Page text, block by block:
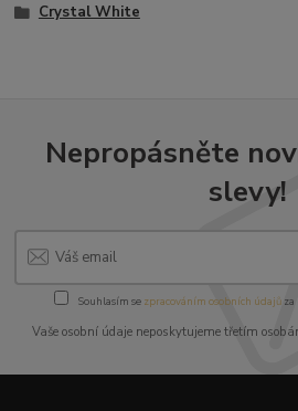
Crystal White
Nepropásněte
slevy!
Souhlasím se zpracováním osobních údajůza
Vaše osobní údaje neposkytujeme třetím